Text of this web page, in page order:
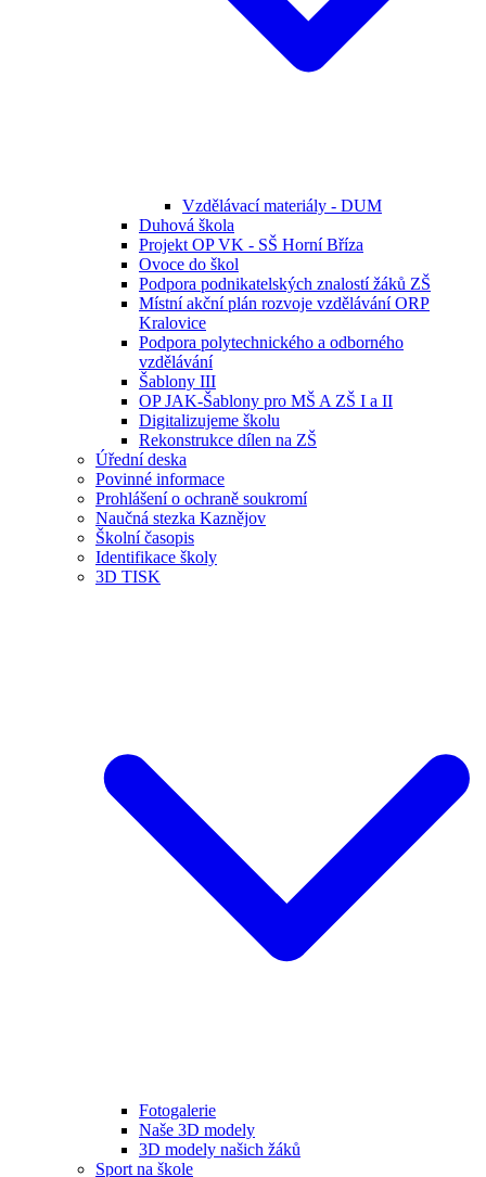
Vzdělávací materiály - DUM
Duhová škola
Projekt OP VK - SŠ Horní Bříza
Ovoce do škol
Podpora podnikatelských znalostí žáků ZŠ
Místní akční plán rozvoje vzdělávání ORP
Kralovice
Podpora polytechnického a odborného
vzdělávání
Šablony III
OP JAK-Šablony pro MŠ A ZŠ I a II
Digitalizujeme školu
Rekonstrukce dílen na ZŠ
Úřední deska
Povinné informace
Prohlášení o ochraně soukromí
Naučná stezka Kaznějov
Školní časopis
Identifikace školy
3D TISK
Fotogalerie
Naše 3D modely
3D modely našich žáků
Sport na škole